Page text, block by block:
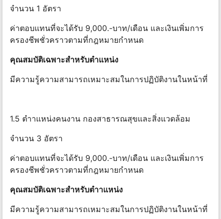
จำนวน 1 อัตรา
ค่าตอบแทนที่จะได้รับ 9,000.-บาท/เดือน และเงินเพิ่มการ
ครองชีพชั่วคราวตามที่กฎหมายกําหนด
คุณสมบัติเฉพาะสําหรับตําแหน่ง
มีความรู้ความสามารถเหมาะสมในการปฏิบัติงานในหน้าที่
1.5 ตําาแหน่งคนงาน กองสาธารณสุขและสิ่งแวดล้อม
จำนวน 3 อัตรา
ค่าตอบแทนที่จะได้รับ 9,000.-บาท/เดือน และเงินเพิ่มการ
ครองชีพชั่วคราวตามที่กฎหมายกําหนด
คุณสมบัติเฉพาะสําหรับตําาแหน่ง
มีความรู้ความสามารถเหมาะสมในการปฏิบัติงานในหน้าที่